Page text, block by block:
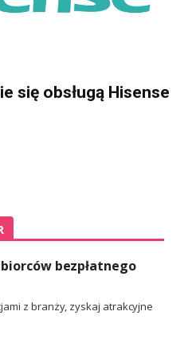
się obsługą Hisense
bezpłatnego
z branży, zyskaj atrakcyjne